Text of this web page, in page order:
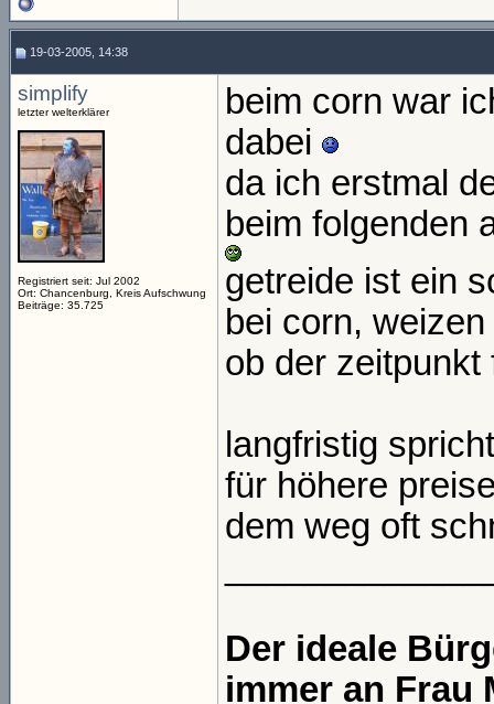
19-03-2005, 14:38
simplify
letzter welterklärer
Registriert seit: Jul 2002
Ort: Chancenburg, Kreis Aufschwung
Beiträge: 35.725
beim corn war
dabei
da ich erstmal
beim folgenden
getreide ist ein
bei corn,
ob der
langfristig
für höhere
dem weg oft
Der ideale
immer an Frau